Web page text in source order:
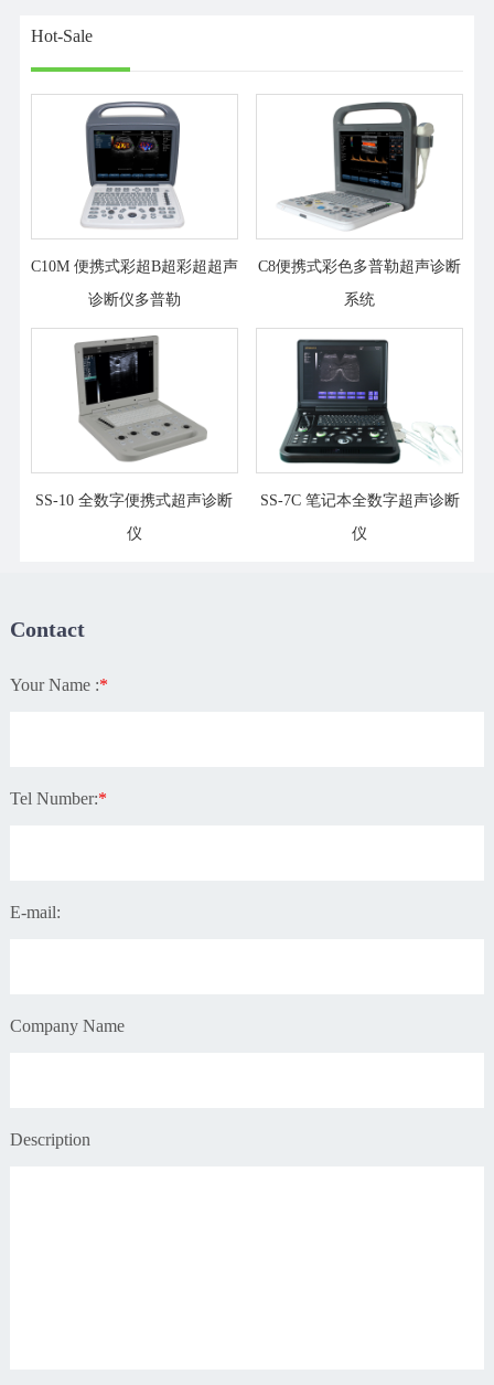
Hot-Sale
C10M 便携式彩超B超彩超超声
诊断仪多普勒
C8便携式彩色多普勒超声诊断
系统
SS-10 全数字便携式超声诊断
仪
SS-7C 笔记本全数字超声诊断
仪
Contact
Your Name :*
Tel Number:*
E-mail:
Company Name
Description